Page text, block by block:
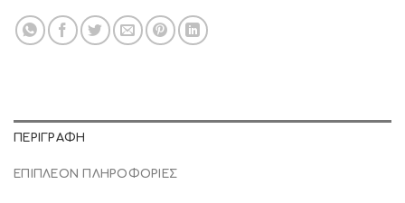
ΠΕΡΙΓΡΑΦΉ
ΕΠΙΠΛΈΟΝ ΠΛΗΡΟΦΟΡΊΕΣ